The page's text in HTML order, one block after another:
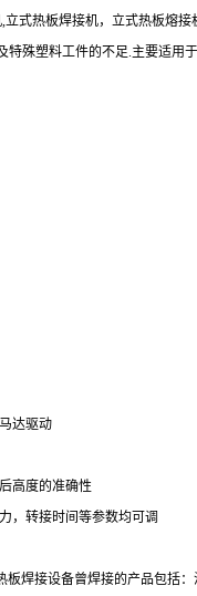
式热板焊接机，立式热板熔
殊塑料工件的不足.主要适用
达驱动
高度的准确性
，转接时间等参数均可调
焊接设备曾焊接的产品包